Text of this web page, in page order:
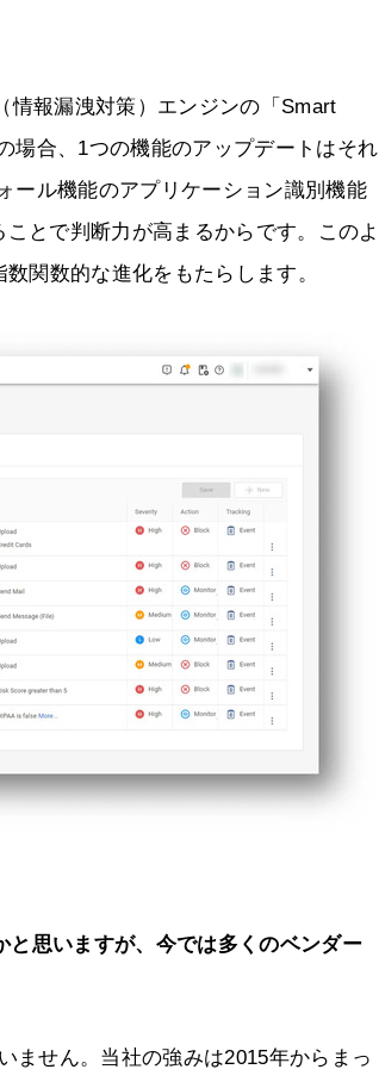
情報漏洩対策）エンジンの「Smart
場合、1つの機能のアップデートはそれ
ール機能のアプリケーション識別機能
とで判断力が高まるからです。このよ
関数的な進化をもたらします。
思いますが、今では多くのベンダー
ません。当社の強みは2015年からまっ